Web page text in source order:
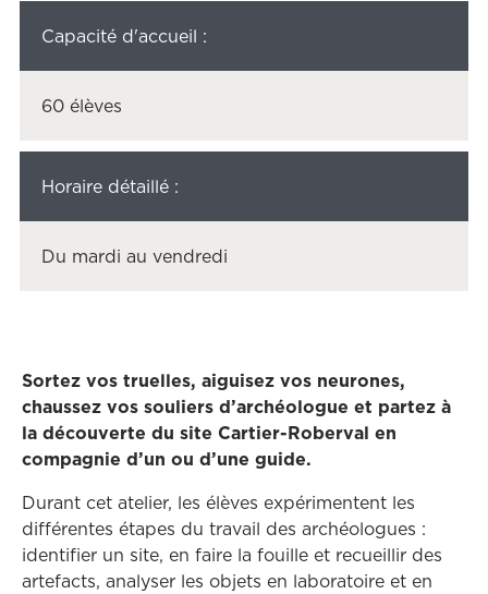
Capacité d'accueil :
60 élèves
Horaire détaillé :
Du mardi au vendredi
Sortez vos truelles, aiguisez vos neurones,
chaussez vos souliers d’archéologue et partez à
la découverte du site Cartier-Roberval en
compagnie d’un ou d’une guide.
Durant cet atelier, les élèves expérimentent les
différentes étapes du travail des archéologues :
identifier un site, en faire la fouille et recueillir des
artefacts, analyser les objets en laboratoire et en